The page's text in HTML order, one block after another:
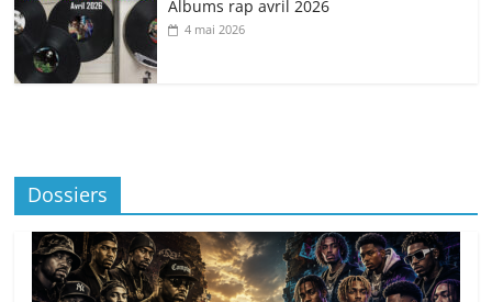
Albums rap avril 2026
4 mai 2026
Dossiers